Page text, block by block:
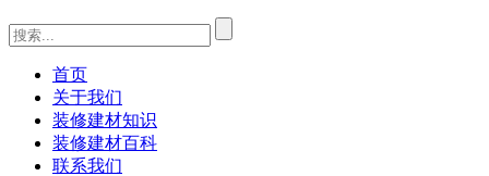
首页
关于我们
装修建材知识
装修建材百科
联系我们